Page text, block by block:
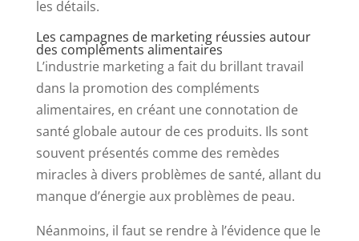
les détails.
Les campagnes de marketing réussies autour
des compléments alimentaires
L’industrie marketing a fait du brillant travail
dans la promotion des compléments
alimentaires, en créant une connotation de
santé globale autour de ces produits. Ils sont
souvent présentés comme des remèdes
miracles à divers problèmes de santé, allant du
manque d’énergie aux problèmes de peau.
Néanmoins, il faut se rendre à l’évidence que le